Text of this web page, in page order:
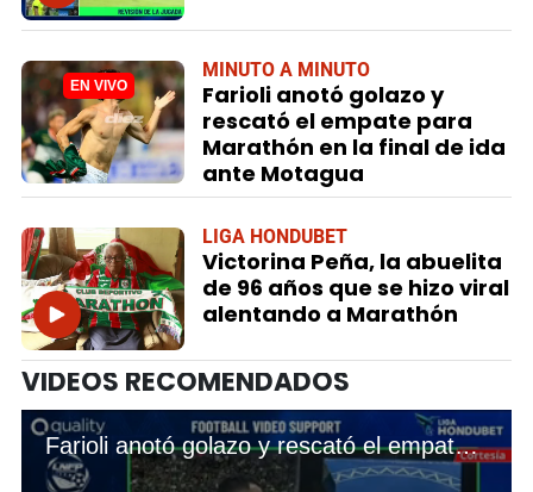
MINUTO A MINUTO
Farioli anotó golazo y
rescató el empate para
Marathón en la final de ida
ante Motagua
LIGA HONDUBET
Victorina Peña, la abuelita
de 96 años que se hizo viral
alentando a Marathón
VIDEOS RECOMENDADOS
Farioli anotó golazo y rescató el empate para Marathón en la final de ida ante Motagua